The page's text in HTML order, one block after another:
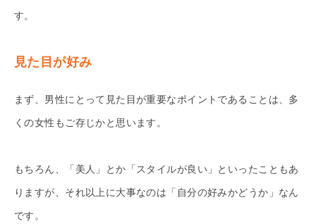
す。
見た目が好み
まず、男性にとって見た目が重要なポイントであることは、多
くの女性もご存じかと思います。
もちろん、「美人」とか「スタイルが良い」といったこともあ
りますが、それ以上に大事なのは「自分の好みかどうか」なん
です。